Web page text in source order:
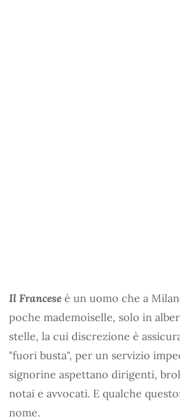
Il Francese è un uomo che a
poche mademoiselle, solo in
stelle, la cui discrezione è
"fuori busta", per un servizio
signorine aspettano dirigenti,
notai e avvocati. E qualche
nome.